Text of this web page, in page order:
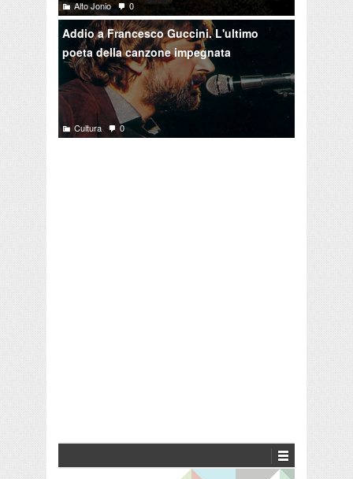
Alto Jonio 0
Addio a Francesco Guccini. L'ultimo
poeta della canzone impegnata
Cultura 0